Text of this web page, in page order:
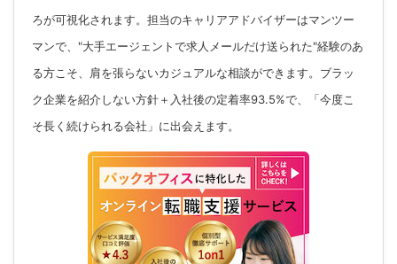
ろが可視化されます。担当のキャリアアドバイザーはマンツー
マンで、"大手エージェントで求人メールだけ送られた"経験のあ
る方こそ、肩を張らないカジュアルな相談ができます。ブラッ
ク企業を紹介しない方針＋入社後の定着率93.5%で、「今度こ
そ長く続けられる会社」に出会えます。